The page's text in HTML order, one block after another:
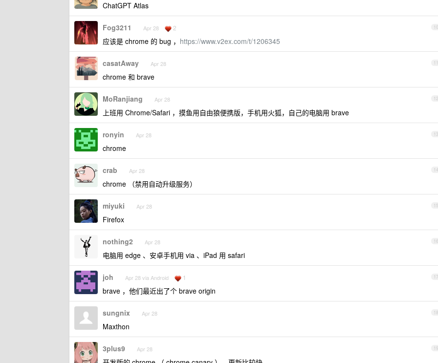
ChatGPT Atlas
10
Fog3211 Apr 28 2
应该是 chrome 的 bug ， https://www.v2ex.com/t/1206345
11
casatAway Apr 28
chrome 和 brave
12
MoRanjiang Apr 28
上班用 Chrome/Safari ，摸鱼用自由狼便携版，手机用火狐，自己的电脑用 brave
13
ronyin Apr 28
chrome
14
crab Apr 28
chrome （禁用自动升级服务）
15
miyuki Apr 28
Firefox
16
nothing2 Apr 28
电脑用 edge 、安卓手机用 via 、iPad 用 safari
17
joh Apr 28 via Android 1
brave ，他们最近出了个 brave origin
18
sungnix Apr 28
Maxthon
19
3plus9 Apr 28